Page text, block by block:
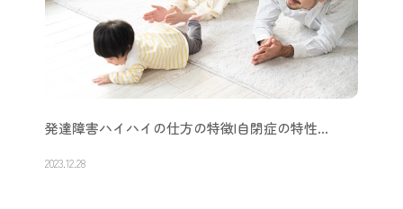
発達障害ハイハイの仕方の特徴|自閉症の特性…
2023.12.28